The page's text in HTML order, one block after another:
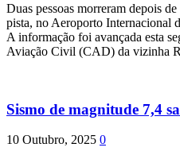
Duas pessoas morreram depois
pista, no Aeroporto Internacional
A informação foi avançada esta
Aviação Civil (CAD) da vizinha
Sismo de magnitude 7,4
10 Outubro, 2025 0